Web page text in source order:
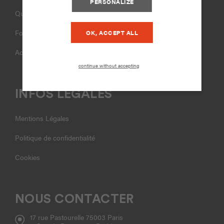
Qui sommes-nous ?
Formations
Accompagnement
INFOS LÉGALES
Mentions Légales
Politique de confidentialité
Cookies
NOUS CONTACTER
17 rue Pastourelle 75003 Paris
OK, ACCEPT ALL
continue without accepting